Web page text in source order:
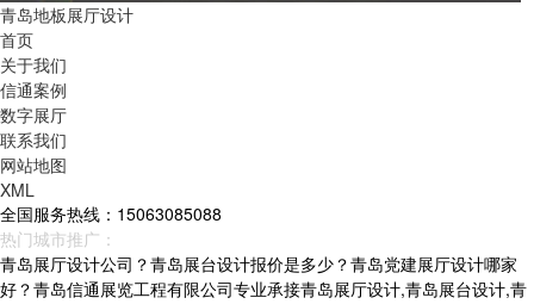
青岛地板展厅设计
首页
关于我们
信通案例
数字展厅
联系我们
网站地图
XML
全国服务热线：15063085088
热门城市推广：
青岛展厅设计公司？青岛展台设计报价是多少？青岛党建展厅设计哪家
好？青岛信通展览工程有限公司专业承接青岛展厅设计,青岛展台设计,青